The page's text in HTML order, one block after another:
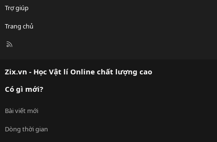
Trợ giúp
Trang chủ
R
Zix.vn - Học Vật lí Online chất lượng cao
Có gì mới?
Bài viết mới
Dòng thời gian